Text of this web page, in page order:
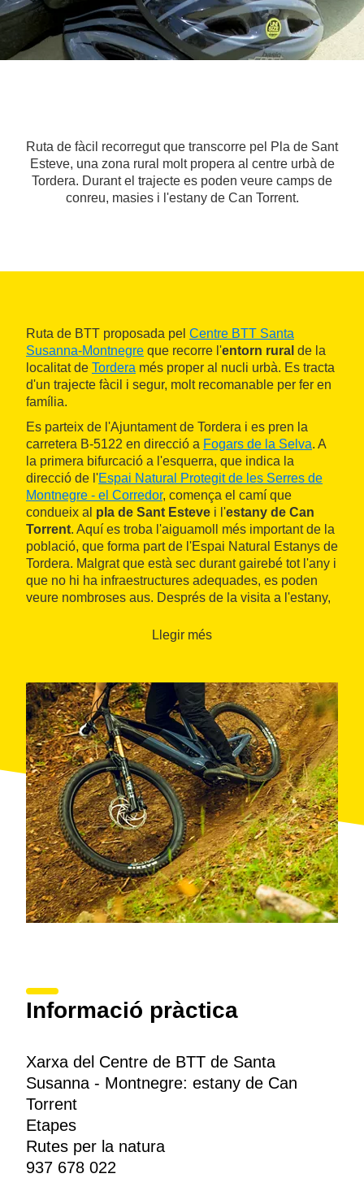
Ruta de fàcil recorregut que transcorre pel Pla de Sant
Esteve, una zona rural molt propera al centre urbà de
Tordera. Durant el trajecte es poden veure camps de
conreu, masies i l'estany de Can Torrent.
Ruta de BTT proposada pel Centre BTT Santa
Susanna-Montnegre que recorre l'entorn rural de la
localitat de Tordera més proper al nucli urbà. Es tracta
d'un trajecte fàcil i segur, molt recomanable per fer en
família.
Es parteix de l'Ajuntament de Tordera i es pren la
carretera B-5122 en direcció a Fogars de la Selva. A
la primera bifurcació a l'esquerra, que indica la
direcció de l'Espai Natural Protegit de les Serres de
Montnegre - el Corredor, comença el camí que
condueix al pla de Sant Esteve i l'estany de Can
Torrent. Aquí es troba l'aiguamoll més important de la
població, que forma part de l'Espai Natural Estanys de
Tordera. Malgrat que està sec durant gairebé tot l'any i
que no hi ha infraestructures adequades, es poden
veure nombroses aus. Després de la visita a l'estany,
Llegir més
Informació pràctica
Xarxa del Centre de BTT de Santa
Susanna - Montnegre: estany de Can
Torrent
Etapes
Rutes per la natura
937 678 022